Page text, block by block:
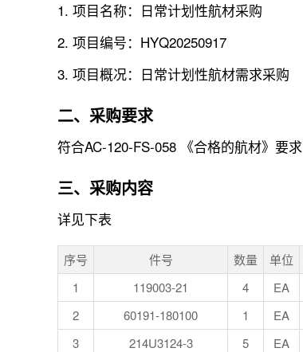
1. 项目名称：日常计划性航材采购
2. 项目编号：HYQ20250917
3. 项目概况：日常计划性航材需求采购
二、采购要求
符合AC-120-FS-058 《合格的航材》要求
三、采购内容
详见下表
序号 件号 数量 单位
1
119003-21 4
EA
2
60191-180100 1
EA
3
214U3124-3 5
EA